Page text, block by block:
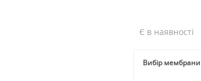
Є в наявності
Вибір мембрани